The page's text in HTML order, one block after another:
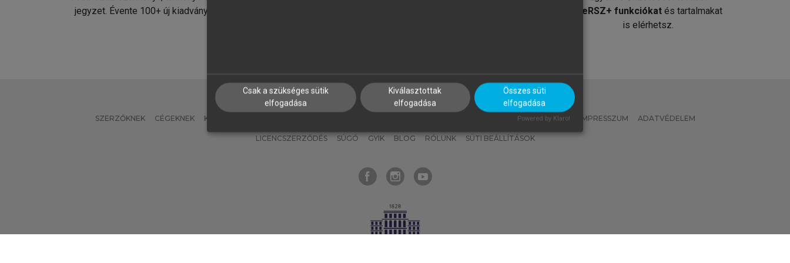
jegyzet. Évente 100+ új kiadvány.
MeRSZ+ funkciókat és tartalmakat
is elérhetsz.
SZERZŐKNEK CÉGEKNEK KÖNYVTÁROSOKNAK MI – ÁLTALÁNOS IRÁNYELVEK IMPRESSZUM ADATVÉDELEM
LICENCSZERZŐDÉS SÚGÓ GYIK BLOG RÓLUNK SÜTI BEÁLLÍTÁSOK
Csak a szükséges sütik
elfogadása
Kiválasztottak
elfogadása
Összes süti
elfogadása
Powered by Klaro!